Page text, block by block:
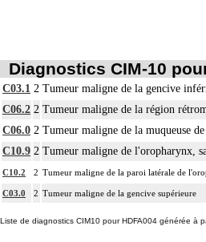
Diagnostics CIM-10
C03.1 2 Tumeur maligne de la gencive
C06.2 2 Tumeur maligne de la région
C06.0 2 Tumeur maligne de la muqueuse
C10.9 2 Tumeur maligne de l'oropharynx,
C10.2 2 Tumeur maligne de la paroi latérale de
C03.0 2 Tumeur maligne de la gencive supérieure
Liste de diagnostics CIM10 pour HDFA004 générée à